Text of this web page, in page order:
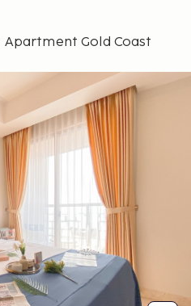
Apartment Gold Coast